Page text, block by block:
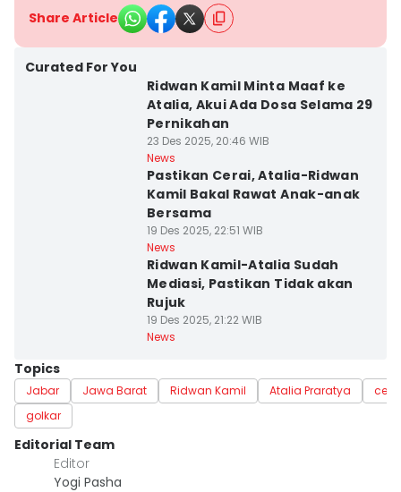
Share Article
Curated For You
Ridwan Kamil Minta Maaf ke
Atalia, Akui Ada Dosa Selama 29
Pernikahan
23 Des 2025, 20:46 WIB
News
Pastikan Cerai, Atalia-Ridwan
Kamil Bakal Rawat Anak-anak
Bersama
19 Des 2025, 22:51 WIB
News
Ridwan Kamil-Atalia Sudah
Mediasi, Pastikan Tidak akan
Rujuk
19 Des 2025, 21:22 WIB
News
Topics
Jabar Jawa Barat Ridwan Kamil Atalia Praratya
cerai
golkar
Editorial Team
Editor
Yogi Pasha